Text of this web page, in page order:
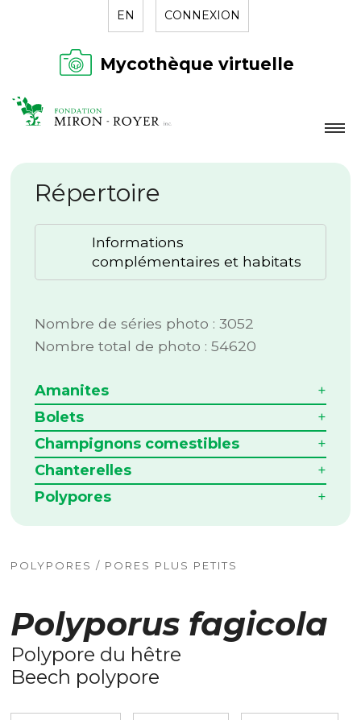
EN CONNEXION
Mycothèque virtuelle
LA FONDATION
NOUVELLES
RÉPERTOIRE
Répertoire
Informations
complémentaires et habitats
Nombre de séries photo : 3052
Nombre total de photo : 54620
Amanites
Bolets
Champignons comestibles
Chanterelles
Polypores
POLYPORES / PORES PLUS PETITS
Polyporus fagicola
Polypore du hêtre
Beech polypore